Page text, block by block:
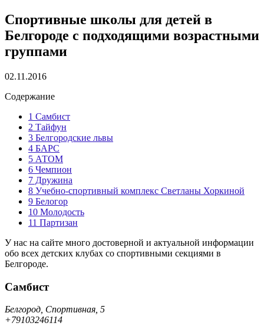
Спортивные школы для детей в
Белгороде с подходящими возрастными
группами
02.11.2016
Содержание
1 Самбист
2 Тайфун
3 Белгородские львы
4 БАРС
5 АТОМ
6 Чемпион
7 Дружина
8 Учебно-спортивный комплекс Светланы Хоркиной
9 Белогор
10 Молодость
11 Партизан
У нас на сайте много достоверной и актуальной информации
обо всех детских клубах со спортивными секциями в
Белгороде.
Самбист
Белгород, Спортивная, 5
+79103246114